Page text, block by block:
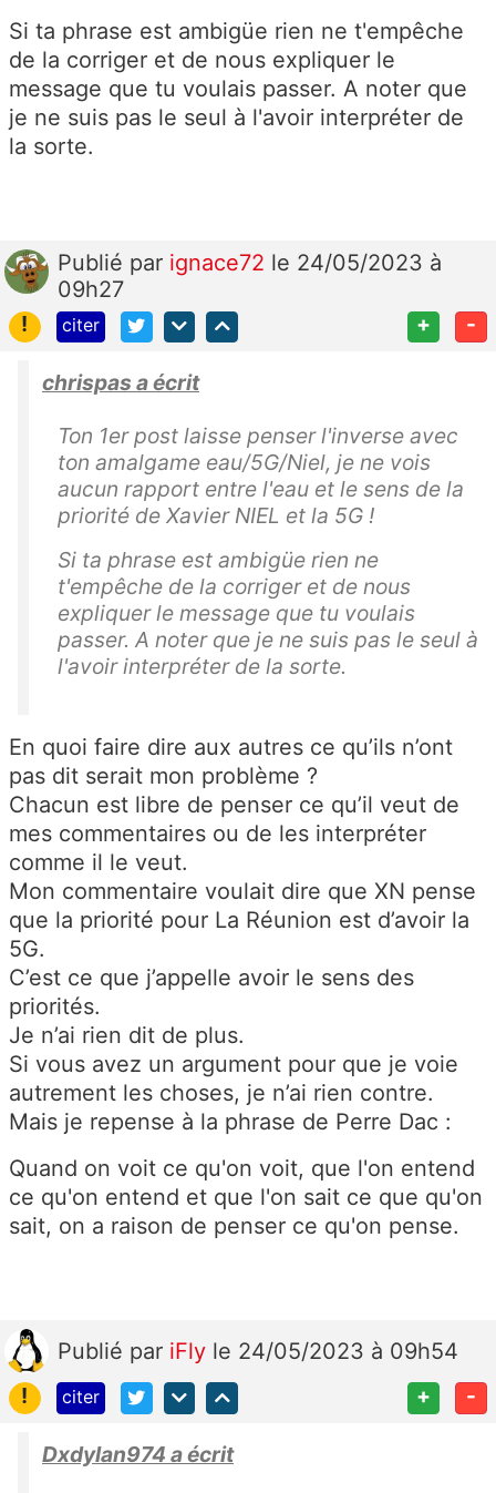
Si ta phrase est ambigüe rien ne t'empêche
de la corriger et de nous expliquer le
message que tu voulais passer. A noter que
je ne suis pas le seul à l'avoir interpréter de
la sorte.
Publié par ignace72 le 24/05/2023 à
09h27
!
citer + -
chrispas a écrit
Ton 1er post laisse penser l'inverse avec
ton amalgame eau/5G/Niel, je ne vois
aucun rapport entre l'eau et le sens de la
priorité de Xavier NIEL et la 5G !
Si ta phrase est ambigüe rien ne
t'empêche de la corriger et de nous
expliquer le message que tu voulais
passer. A noter que je ne suis pas le seul à
l'avoir interpréter de la sorte.
En quoi faire dire aux autres ce qu’ils n’ont
pas dit serait mon problème ?
Chacun est libre de penser ce qu’il veut de
mes commentaires ou de les interpréter
comme il le veut.
Mon commentaire voulait dire que XN pense
que la priorité pour La Réunion est d’avoir la
5G.
C’est ce que j’appelle avoir le sens des
priorités.
Je n’ai rien dit de plus.
Si vous avez un argument pour que je voie
autrement les choses, je n’ai rien contre.
Mais je repense à la phrase de Perre Dac :
Quand on voit ce qu'on voit, que l'on entend
ce qu'on entend et que l'on sait ce que qu'on
sait, on a raison de penser ce qu'on pense.
Publié par iFly le 24/05/2023 à 09h54
!
citer + -
Dxdylan974 a écrit